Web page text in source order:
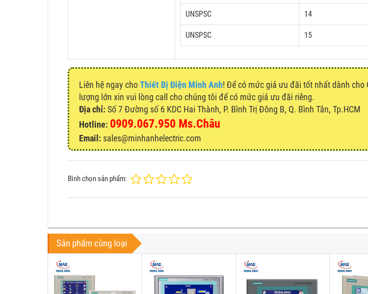
UNSPSC 14
UNSPSC 15
Liên hệ ngay choThiết Bị Điện Minh Anh! Để có mức giá ưu đãi tốt nhất dành
lượng lớn xin vui lòng call cho chúng tôi để có mức giá ưu đãi riêng.
Địa chỉ: Số 7 Đường số 6 KDC Hai Thành, P. Bình Trị Đông B, Q. Bình Tân, Tp.HCM
Hotline: 0909.067.950 Ms.Châu
Email: sales@minhanhelectric.com
Bình chọn sản phẩm:
Sản phẩm cùng loại